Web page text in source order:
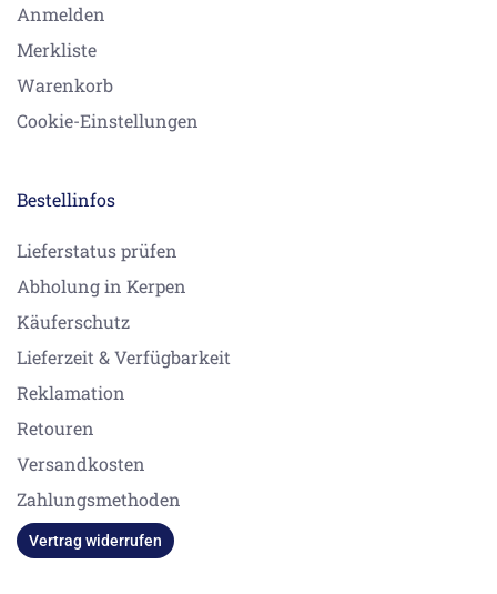
Anmelden
Merkliste
Warenkorb
Cookie-Einstellungen
Bestellinfos
Lieferstatus prüfen
Abholung in Kerpen
Käuferschutz
Lieferzeit & Verfügbarkeit
Reklamation
Retouren
Versandkosten
Zahlungsmethoden
Vertrag widerrufen